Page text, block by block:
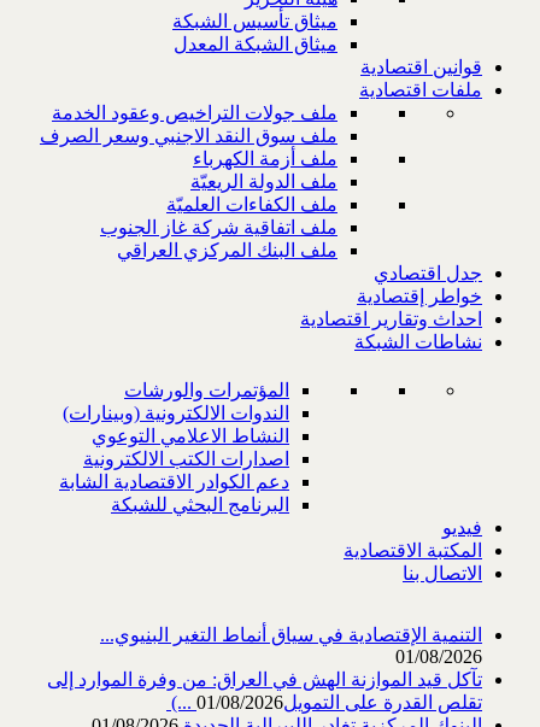
ميثاق تأسيس الشبكة
ميثاق الشبكة المعدل
قوانين اقتصادية
ملفات اقتصادية
ملف جولات التراخيص وعقود الخدمة
ملف سوق النقد الاجنبي وسعر الصرف
ملف أزمة الكهرباء
ملف الدولة الريعيّة
ملف الكفاءات العلميّة
ملف اتفاقية شركة غاز الجنوب
ملف البنك المركزي العراقي
جدل اقتصادي
خواطر إقتصادية
احداث وتقارير اقتصادية
نشاطات الشبكة
المؤتمرات والورشات
الندوات الالكترونية (وبينارات)
النشاط الاعلامي التوعوي
اصدارات الكتب الالكترونية
دعم الكوادر الاقتصادية الشابة
البرنامج البحثي للشبكة
فيديو
المكتبة الاقتصادية
الاتصال بنا
التنمية الإقتصادية في سياق أنماط التغير البنيوي...
01/08/2026
تآكل قيد الموازنة الهش في العراق: من وفرة الموارد إلى
تقلص القدرة على التمويل‎ (...01/08/2026